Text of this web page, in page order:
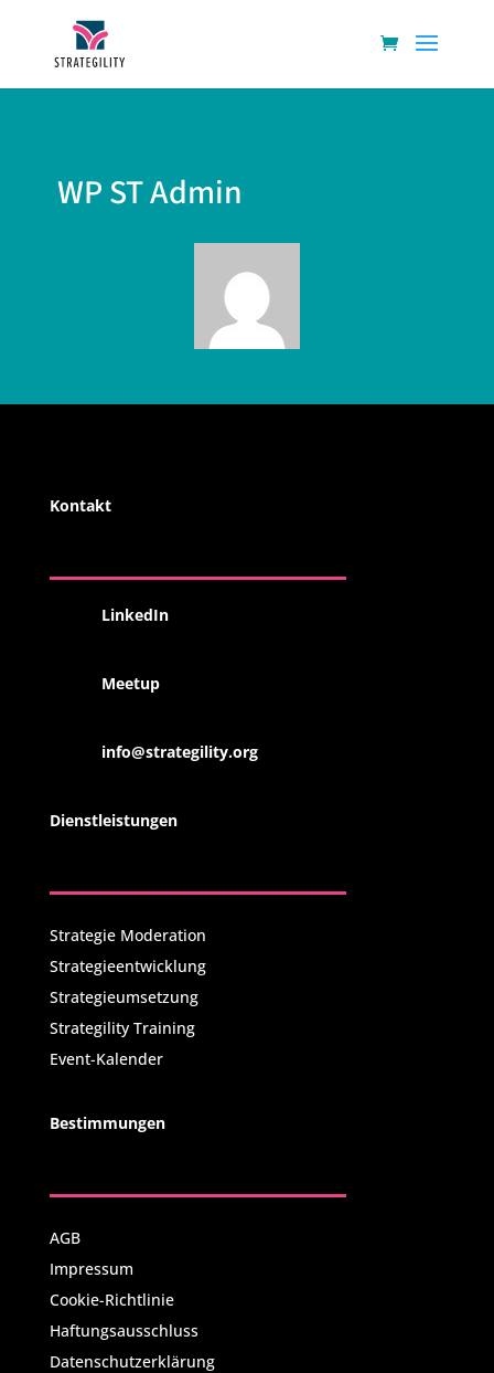
WP ST Admin
Kontakt
LinkedIn
Meetup
info@strategility.org
Dienstleistungen
Strategie Moderation
Strategieentwicklung
Strategieumsetzung
Strategility Training
Event-Kalender
Bestimmungen
AGB
Impressum
Cookie-Richtlinie
Haftungsausschluss
Datenschutzerklärung